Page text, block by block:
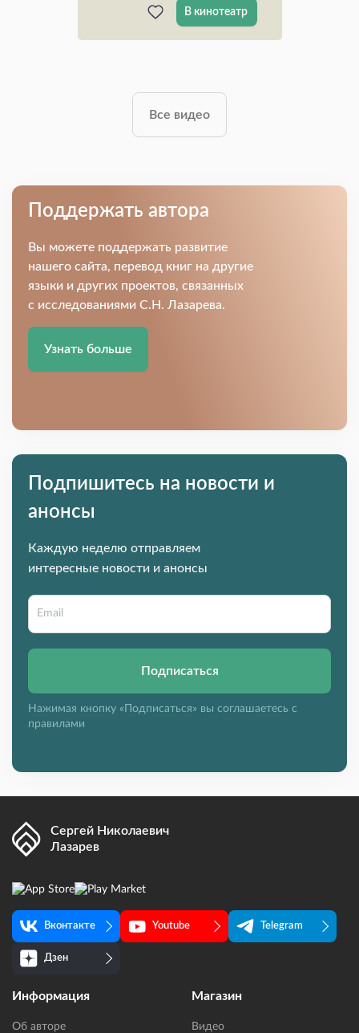
В кинотеатр
Все видео
Поддержать автора
Вы можете поддержать развитие
нашего сайта, перевод книг на другие
языки и других проектов, связанных
с исследованиями С.Н. Лазарева.
Узнать больше
Подпишитесь на новости и
анонсы
Каждую неделю отправляем
интересные новости и анонсы
Подписаться
Нажимая кнопку «Подписаться» вы соглашаетесь с
правилами
Сергей Николаевич
Лазарев
Вконтакте Youtube Telegram
Дзен
Информация
Об авторе
Магазин
Видео